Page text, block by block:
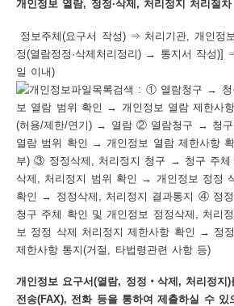
개인정보 열람, 정정·삭제, 처리정지 처리절차
정보주체(요구서 작성) ⇒ 처리기관, 개인정
정(열람정정·삭제처리정리) → 통지서 작성)]
일 이내)
개인정보 요구서(열람, 정정‧삭제, 처리정지
전송(FAX), 전화 등을 통하여 제출하실 수 있